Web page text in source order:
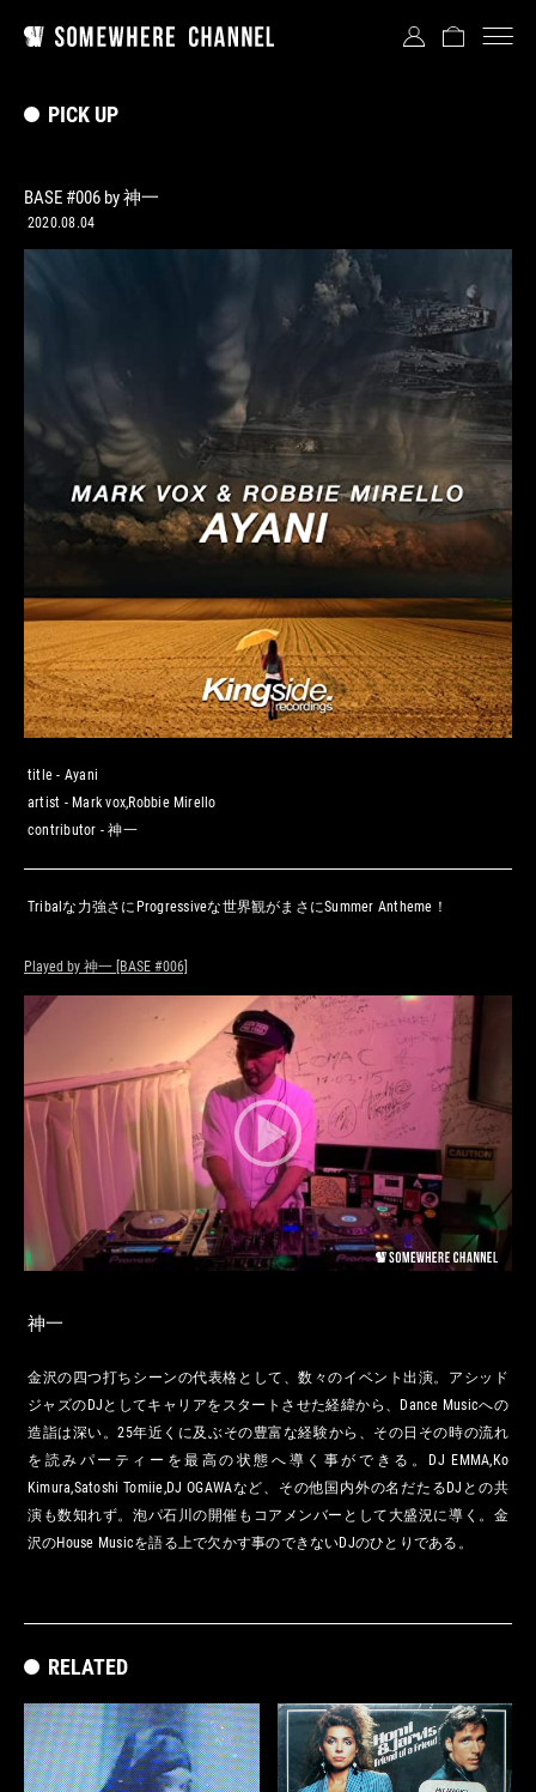
PICK UP
BASE #006 by 神一
2020.08.04
title - Ayani
artist - Mark vox,Robbie Mirello
contributor -神一
Tribalな力強さにProgressiveな世界観がまさにSummer Antheme！
Played by 神一 [BASE #006]
神一
金沢の四つ打ちシーンの代表格として、数々のイベント出演。アシッド
ジャズのDJとしてキャリアをスタートさせた経緯から、Dance Musicへの
造詣は深い。25年近くに及ぶその豊富な経験から、その日その時の流れ
を読みパーティーを最高の状態へ導く事ができる。DJ EMMA,Ko
Kimura,Satoshi Tomiie,DJ OGAWAなど、その他国内外の名だたるDJとの共
演も数知れず。泡パ石川の開催もコアメンバーとして大盛況に導く。金
沢のHouse Musicを語る上で欠かす事のできないDJのひとりである。
RELATED